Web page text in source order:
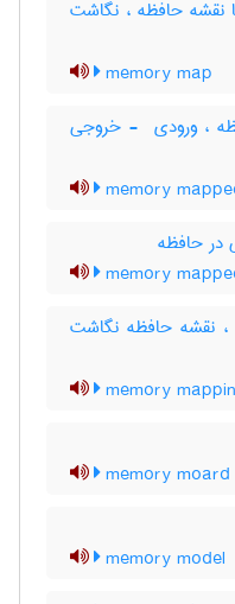
حافظه ، نگاشت
memory map
ورودی - خروجی نگاشت حافظه ، ورودی ‎ - خروجی
memory
حافظه
memory
نقشه حافظه نگاشت
memory
memory moard
memory model